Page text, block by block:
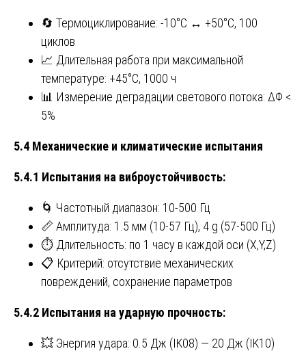
🔄 Термоциклирование: -10°C ↔ +50°C, 100
циклов
📈 Длительная работа при максимальной
температуре: +45°C, 1000 ч
📊 Измерение деградации светового потока: ΔΦ <
5%
5.4 Механические и климатические испытания
5.4.1 Испытания на виброустойчивость:
🌀 Частотный диапазон: 10-500 Гц
📏 Амплитуда: 1.5 мм (10-57 Гц), 4 g (57-500 Гц)
⏱️ Длительность: по 1 часу в каждой оси (X,Y,Z)
📋 Критерий: отсутствие механических
повреждений, сохранение параметров
5.4.2 Испытания на ударную прочность:
💥 Энергия удара: 0.5 Дж (IK08) — 20 Дж (IK10)